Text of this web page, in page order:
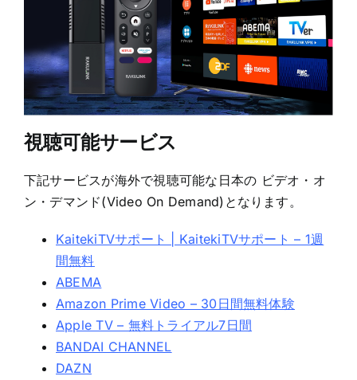
視聴可能サービス
下記サービスが海外で視聴可能な日本の ビデオ・オ
ン・デマンド(Video On Demand)となります。
KaitekiTVサポート | KaitekiTVサポート – 1週
間無料
ABEMA
Amazon Prime Video – 30日間無料体験
Apple TV – 無料トライアル7日間
BANDAI CHANNEL
DAZN